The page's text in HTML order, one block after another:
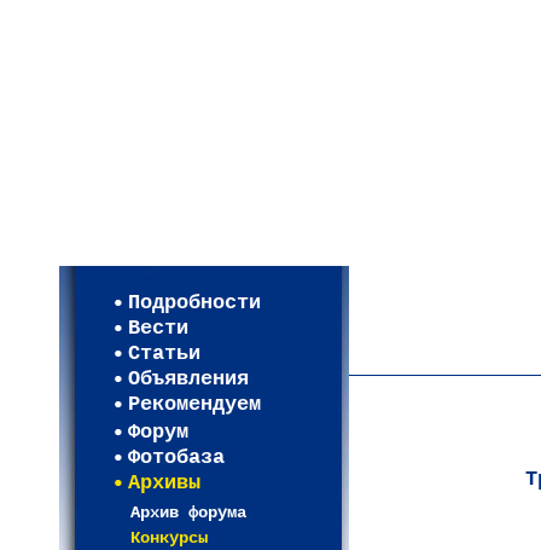
Подробности
Вести
Статьи
Объявления
Рекомендуем
Форум
Фотобаза
Архивы
Архив форума
Конкурсы